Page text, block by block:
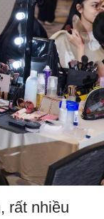
rất nhiều